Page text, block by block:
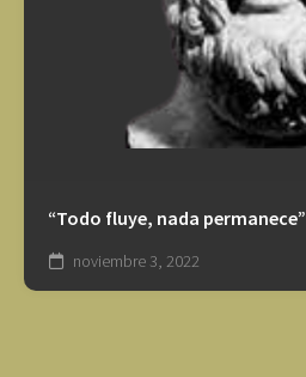
“Todo fluye, nada permanece”
noviembre 3, 2022